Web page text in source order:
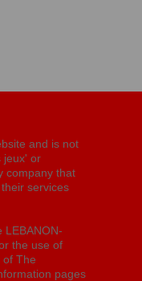
and is not
jeux' or
company that
services
LEBANON-
the use of
of The
pages